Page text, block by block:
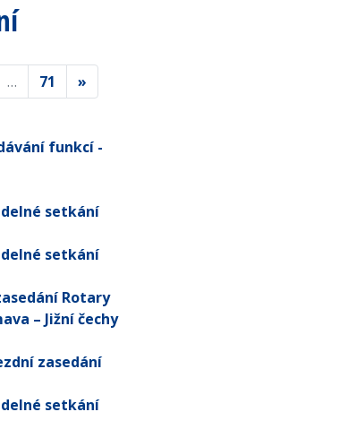
… 71 »
funkcí -
setkání
setkání
Rotary
– Jižní čechy
zasedání
setkání